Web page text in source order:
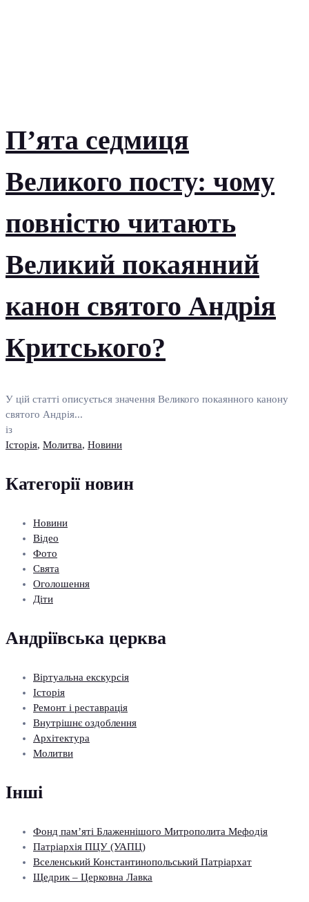
П’ята седмиця
Великого посту: чому
повністю читають
Великий покаянний
канон святого Андрія
Критського?
У цій статті описується значення Великого покаянного канону
святого Андрія...
із
Історія, Молитва, Новини
Категорії новин
Новини
Відео
Фото
Свята
Оголошення
Діти
Андріївська церква
Віртуальна екскурсія
Історія
Ремонт і реставрація
Внутрішнє оздоблення
Архітектура
Молитви
Інші
Фонд пам’яті Блаженнішого Митрополита Мефодія
Патріархія ПЦУ (УАПЦ)
Вселенський Константинопольський Патріархат
Щедрик – Церковна Лавка